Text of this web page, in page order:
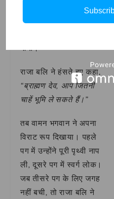
का रूप
धारण किया। वे राजा बलि के
मांगी।
राजा बलि ने हंसते हुए कहा,
“ब्राह्मण देव, आप जितनी
चाहें भूमि ले सकते हैं।”
तब वामन भगवान ने अपना
विराट रूप दिखाया। पहले
पग में उन्होंने पूरी पृथ्वी नाप
ली, दूसरे पग में स्वर्ग लोक।
जब तीसरे पग के लिए जगह
नहीं बची, तो राजा बलि ने